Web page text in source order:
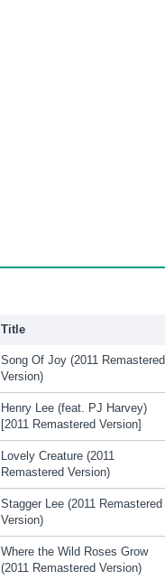
Title
Song Of Joy (2011 Remastered
Version)
Henry Lee (feat. PJ Harvey)
[2011 Remastered Version]
Lovely Creature (2011
Remastered Version)
Stagger Lee (2011 Remastered
Version)
Where the Wild Roses Grow
(2011 Remastered Version)